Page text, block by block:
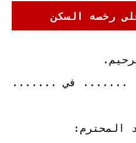
رخصه السكن
....... في .......
المحترم: